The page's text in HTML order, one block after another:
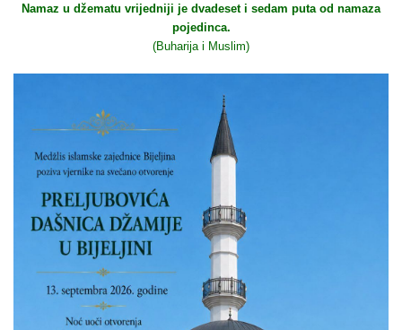
Namaz u džematu vrijedniji je dvadeset i sedam puta od namaza
pojedinca.
(Buharija i Muslim)